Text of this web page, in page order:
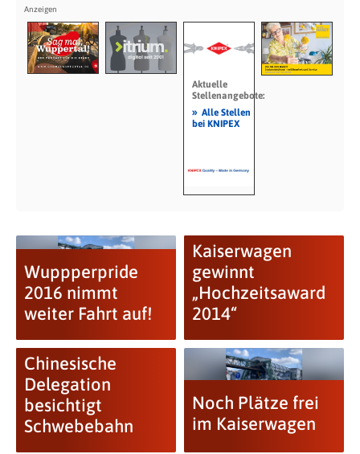
Aktuelle
Stellenangebote:
» Alle Stellen
bei KNIPEX
Wuppperpride
2016 nimmt
weiter Fahrt auf!
Kaiserwagen
gewinnt
„Hochzeitsaward
2014“
Chinesische
Delegation
besichtigt
Schwebebahn
Noch Plätze frei
im Kaiserwagen